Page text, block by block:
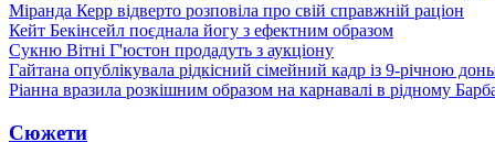
Міранда Керр відверто розповіла про свій справжній раціон
Кейт Бекінсейл поєднала йогу з ефектним образом
Сукню Вітні Г'юстон продадуть з аукціону
Гайтана опублікувала рідкісний сімейний кадр із 9-річною
Ріанна вразила розкішним образом на карнавалі в рідному
Сюжети